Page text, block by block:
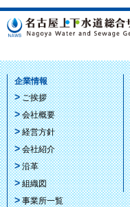
企業情報
ご挨拶
会社概要
経営方針
会社紹介
沿革
組織図
事業所一覧